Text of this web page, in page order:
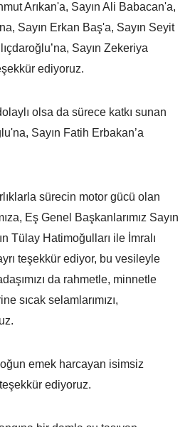
Arıkan'a, Sayın Ali Babacan'a,
Sayın Erkan Baş'a, Sayın Seyit
Sayın Zekeriya
ediyoruz.
olsa da sürece katkı sunan
Sayın Fatih Erbakan’a
sürecin motor gücü olan
Eş Genel Başkanlarımız Sayın
Tülay Hatimoğulları ile İmralı
teşekkür ediyor, bu vesileyle
da rahmetle, minnetle
sıcak selamlarımızı,
emek harcayan isimsiz
ediyoruz.